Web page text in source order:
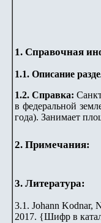
1. Справочная
1.1. Описание
1.2. Справка:
в федеральной
года). Занимает
2. Примечания:
3. Литература:
3.1. Johann Kodnar,
2017. {Шифр в